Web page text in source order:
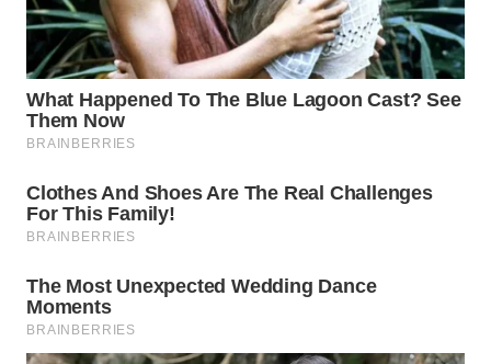
WAHANA
TRAVEL
WAHANA
TV
ID
CO ID
WAHANANEWS
NET